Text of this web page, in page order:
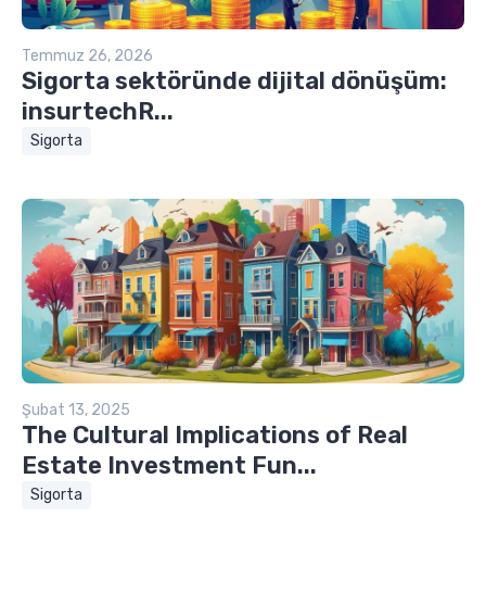
Temmuz 26, 2026
Sigorta sektöründe dijital dönüşüm:
insurtechR...
Sigorta
Şubat 13, 2025
The Cultural Implications of Real
Estate Investment Fun...
Sigorta